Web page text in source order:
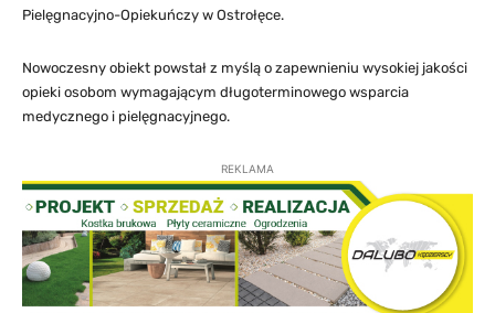
Pielęgnacyjno-Opiekuńczy w Ostrołęce.
Nowoczesny obiekt powstał z myślą o zapewnieniu wysokiej jakości
opieki osobom wymagającym długoterminowego wsparcia
medycznego i pielęgnacyjnego.
REKLAMA